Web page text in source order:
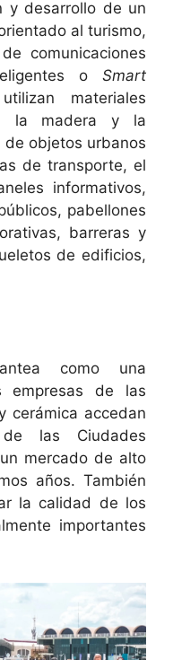
y desarrollo de un
al turismo,
comunicaciones
o Smart
materiales
la madera y la
de objetos urbanos
de transporte, el
informativos,
pabellones
barreras y
de edificios,
como una
empresas de las
cerámica accedan
las Ciudades
mercado de alto
años. También
la calidad de los
importantes